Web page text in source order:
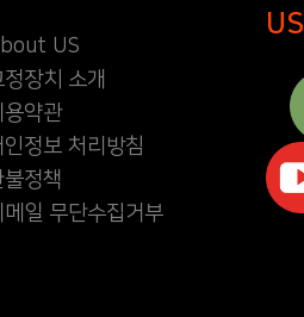
US
정장치 소개
용약관
인정보 처리방침
불정책
메일 무단수집거부
US